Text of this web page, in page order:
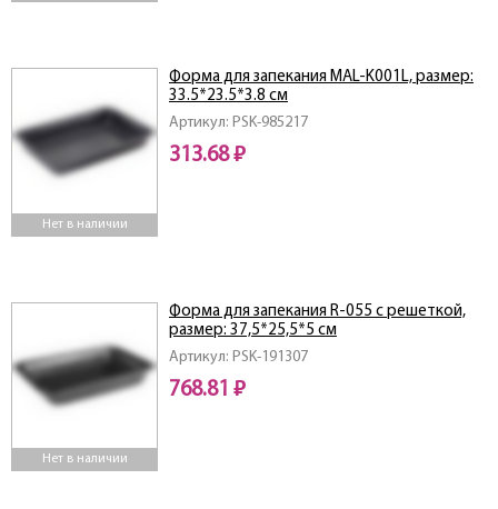
Нет в наличии
Артикул: PSK-985217
Форма для запекания MAL-K001L, размер:
33.5*23.5*3.8 см
313.68 ₽
Нет в наличии
Артикул: PSK-191307
Форма для запекания R-055 с решеткой,
размер: 37,5*25,5*5 см
768.81 ₽